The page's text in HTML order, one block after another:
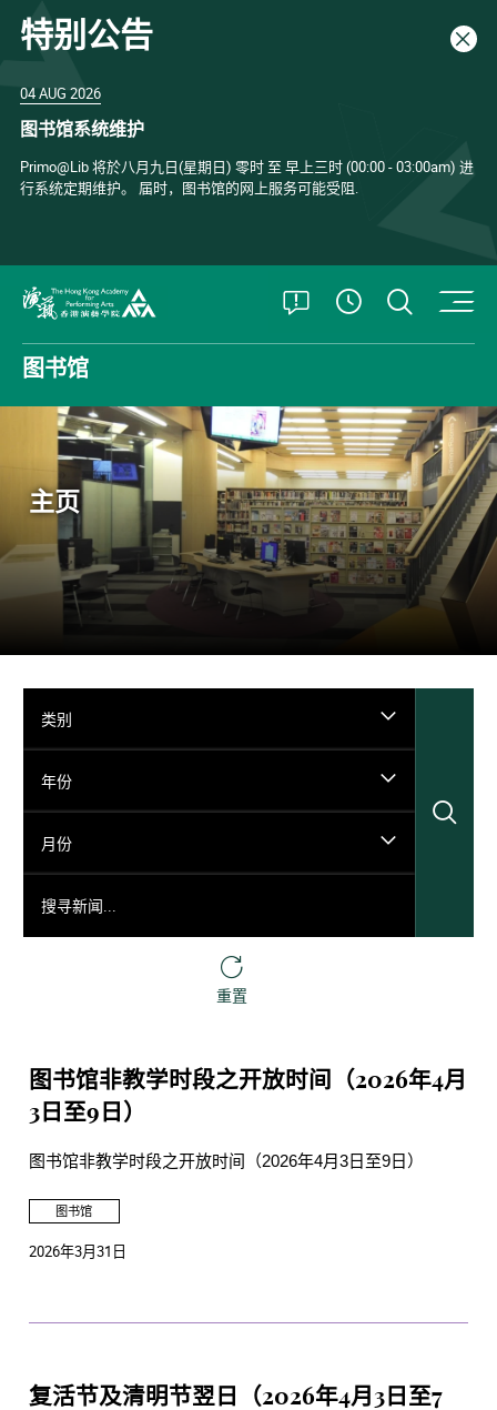
特别公告 关闭
04 AUG 2026
图书馆系统维护
Primo@Lib 将於八月九日(星期日) 零时 至 早上三时 (00:00 - 03:00am) 进
行系统定期维护。 届时，图书馆的网上服务可能受阻.
打开特别公告
查看開放時
打开
图书馆
主页
类别
年份
月份
重置
图书馆非教学时段之开放时间（2026年4月
3日至9日）
图书馆非教学时段之开放时间（2026年4月3日至9日）
图书馆
2026年3月31日
复活节及清明节翌日（2026年4月3日至7